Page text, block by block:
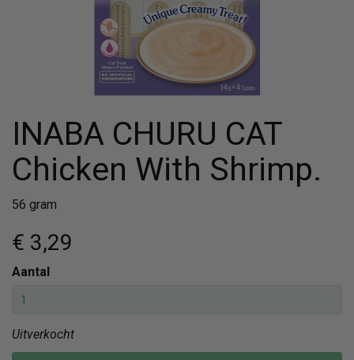
INABA CHURU CAT
Chicken With Shrimp.
56 gram
€ 3,29
Aantal
Uitverkocht